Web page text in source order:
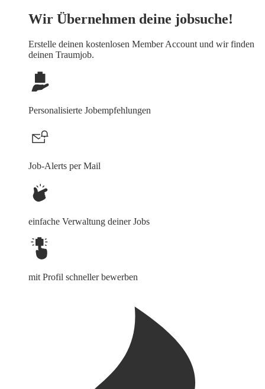
Wir Übernehmen deine jobsuche!
Erstelle deinen kostenlosen Member Account und wir finden
deinen Traumjob.
Personalisierte Jobempfehlungen
Job-Alerts per Mail
einfache Verwaltung deiner Jobs
mit Profil schneller bewerben